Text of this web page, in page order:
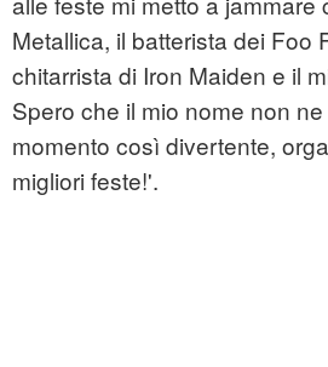
Metallica, il batterista dei Foo
chitarrista di Iron Maiden e il
Spero che il mio nome non
momento così divertente,
migliori feste!'.